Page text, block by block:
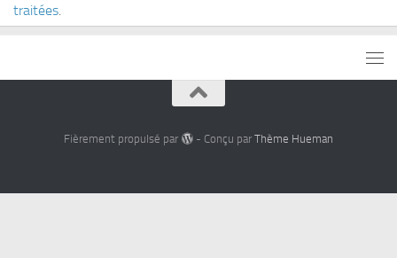
traitées
Fièrement propulsé par - Conçu par Thème Hueman